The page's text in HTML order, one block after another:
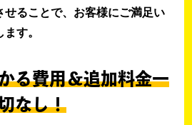
せることで、お客様にご満足い
す。
る費用＆追加料金一
なし！